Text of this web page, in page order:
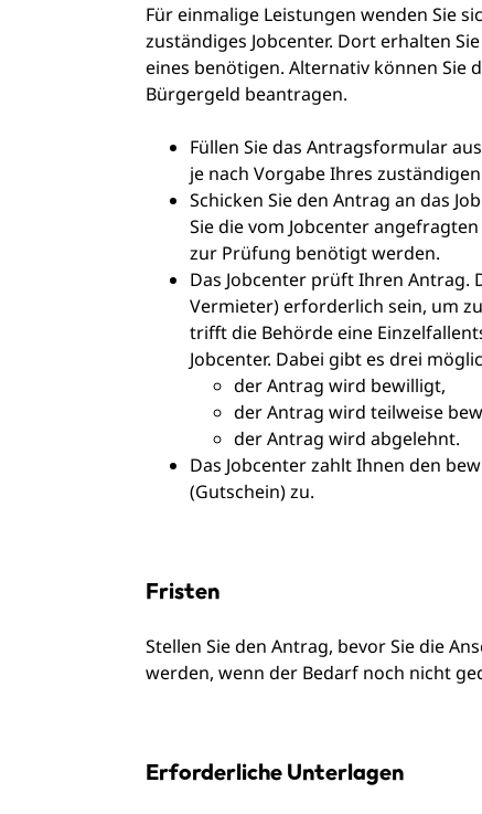
Für einmalige Leistungen wenden Sie
zuständiges Jobcenter. Dort erhalten
eines benötigen. Alternativ können Sie
Bürgergeld beantragen.
Füllen Sie das Antragsformular
je nach Vorgabe Ihres
Schicken Sie den Antrag an das
Sie die vom Jobcenter
zur Prüfung benötigt werden.
Das Jobcenter prüft Ihren Antrag.
Vermieter) erforderlich sein, um
trifft die Behörde eine
Jobcenter. Dabei gibt es drei
der Antrag wird bewilligt,
der Antrag wird teilweise
der Antrag wird abgelehnt.
Das Jobcenter zahlt Ihnen den
(Gutschein) zu.
Fristen
Stellen Sie den Antrag, bevor Sie die
werden, wenn der Bedarf noch nicht
Erforderliche Unterlagen